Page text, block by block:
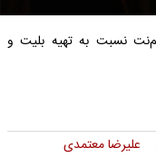
نسبت به تهیه بلیت و
علیرضا معتمدی